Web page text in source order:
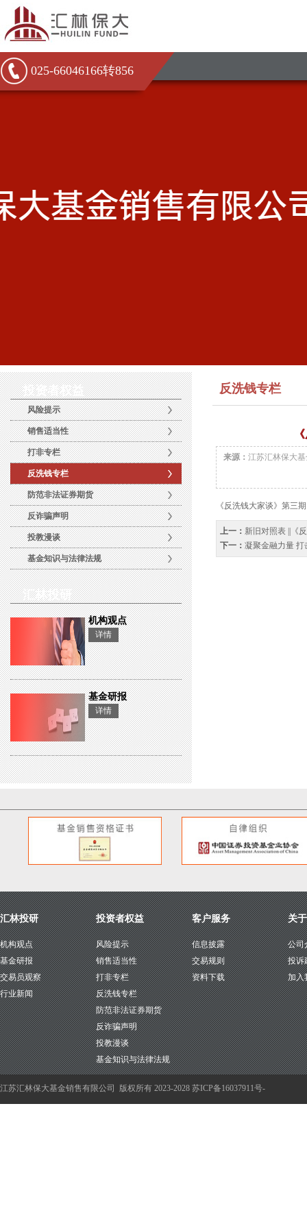
025-66046166转856
投资者权益
风险提示
销售适当性
打非专栏
反洗钱专栏
防范非法证券期货
反诈骗声明
投教漫谈
基金知识与法律法规
汇林投研
机构观点
详情
基金研报
详情
反洗钱专栏
来源：江苏汇林保大
《反洗钱大家谈》第三
上一： 新旧对照表 ||《
下一： 凝聚金融力量
汇林投研
机构观点
基金研报
交易员观察
行业新闻
投资者权益
风险提示
销售适当性
打非专栏
反洗钱专栏
防范非法证券期货
反诈骗声明
投教漫谈
基金知识与法律法规
客户服务
信息披露
交易规则
资料下载
关
公司
投诉
加入
江苏汇林保大基金销售有限公司 版权所有 2023-2028 苏ICP备16037911号-